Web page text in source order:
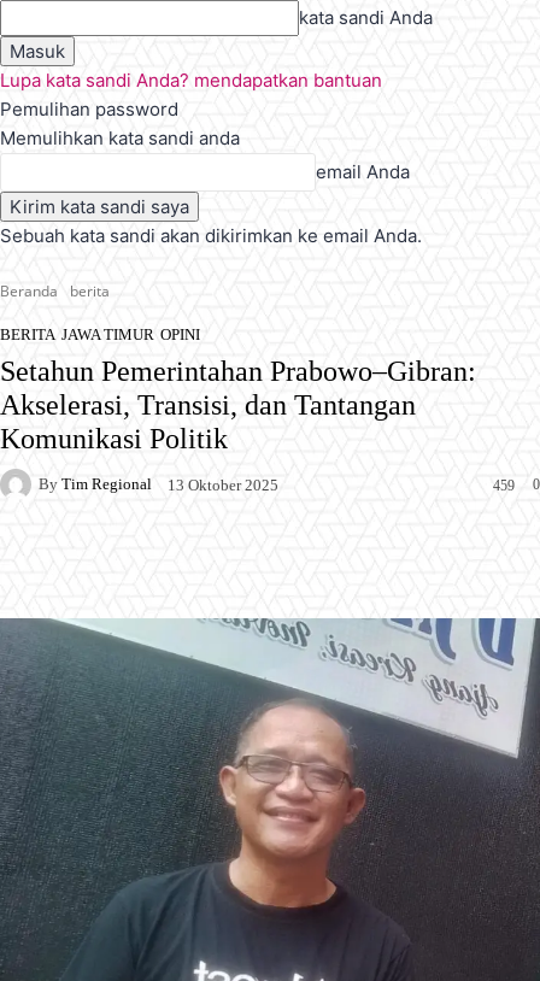
kata sandi Anda
Lupa kata sandi Anda? mendapatkan bantuan
Pemulihan password
Memulihkan kata sandi anda
email Anda
Sebuah kata sandi akan dikirimkan ke email Anda.
Beranda berita
BERITA JAWA TIMUR OPINI
Setahun Pemerintahan Prabowo–Gibran:
Akselerasi, Transisi, dan Tantangan
Komunikasi Politik
By Tim Regional 13 Oktober 2025 0
459